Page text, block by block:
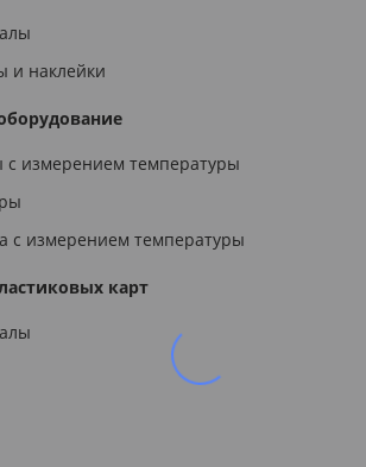
и наклейки
с измерением температуры
с измерением температуры
карт